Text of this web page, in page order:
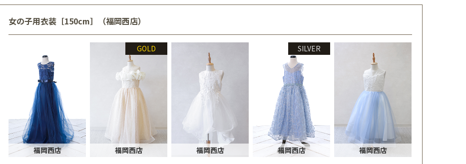
女の子用衣装［150cm］（福岡西店）
福岡西店
GOLD
福岡西店 福岡西店
SILVER
福岡西店 福岡西店